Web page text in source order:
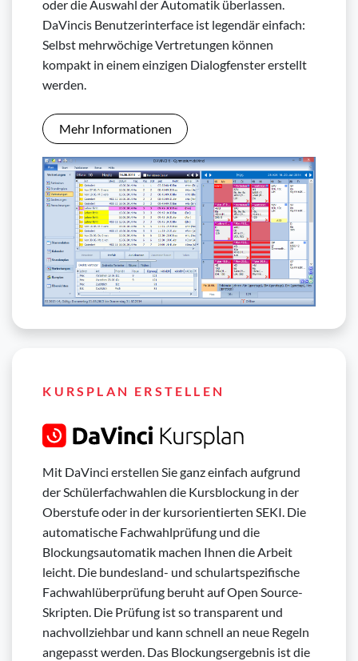
oder die Auswahl der Automatik überlassen.
DaVincis Benutzerinterface ist legendär einfach:
Selbst mehrwöchige Vertretungen können
kompakt in einem einzigen Dialogfenster erstellt
werden.
Mehr Informationen
KURSPLAN ERSTELLEN
Mit DaVinci erstellen Sie ganz einfach aufgrund
der Schülerfachwahlen die Kursblockung in der
Oberstufe oder in der kursorientierten SEKI. Die
automatische Fachwahlprüfung und die
Blockungsautomatik machen Ihnen die Arbeit
leicht. Die bundesland- und schulartspezifische
Fachwahlüberprüfung beruht auf Open Source-
Skripten. Die Prüfung ist so transparent und
nachvollziehbar und kann schnell an neue Regeln
angepasst werden. Das Blockungsergebnis ist die